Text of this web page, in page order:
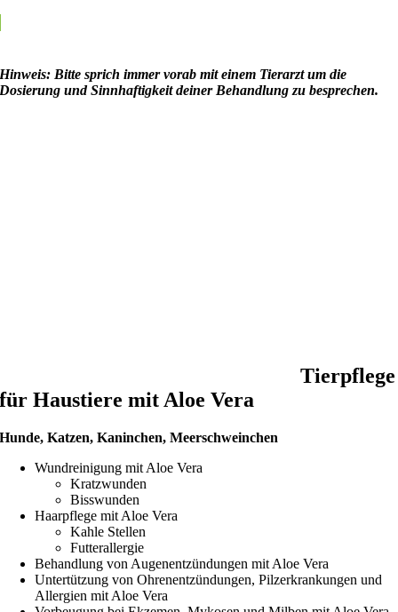
Hinweis: Bitte sprich immer vorab mit einem Tierarzt um die
Dosierung und Sinnhaftigkeit deiner Behandlung zu besprechen.
Tierpflege
für Haustiere mit Aloe Vera
Hunde, Katzen, Kaninchen, Meerschweinchen
Wundreinigung mit Aloe Vera
Kratzwunden
Bisswunden
Haarpflege mit Aloe Vera
Kahle Stellen
Futterallergie
Behandlung von Augenentzündungen mit Aloe Vera
Untertützung von Ohrenentzündungen, Pilzerkrankungen und
Allergien mit Aloe Vera